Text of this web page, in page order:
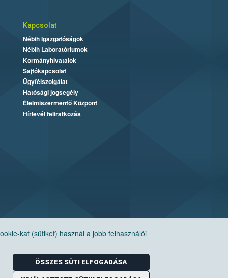
kat (sütiket) használ a jobb felhasználói
ÖSSZES SÜTI ELFOGADÁSA
Kapcsolat
Nébih Igazgatóságok
Nébih Laboratóriumok
Kormányhivatalok
Sajtókapcsolat
Ügyfélszolgálat
Hatósági jogsegély
Élelmiszermentő Központ
Hírlevél feliratkozás